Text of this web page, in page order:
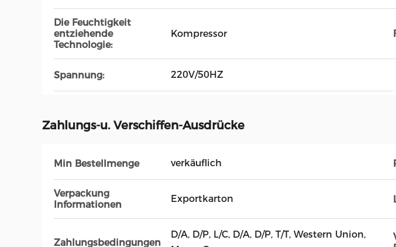
Die Feuchtigkeit
entziehende
Technologie:
Kompressor
Spannung: 220V/50HZ
Zahlungs-u. Verschiffen-Ausdrücke
Min Bestellmenge verkäuflich
Verpackung
Informationen
Exportkarton
Zahlungsbedingungen
D/A, D/P, L/C, D/A, D/P, T/T, Western Union,